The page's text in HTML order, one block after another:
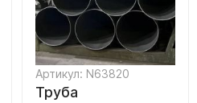
Артикул: N63820
Труба